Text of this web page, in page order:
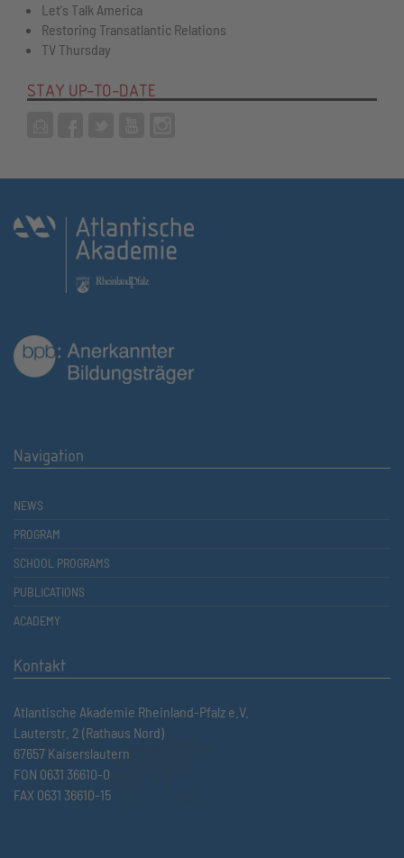
Let's Talk America
Restoring Transatlantic Relations
TV Thursday
STAY UP-TO-DATE
Navigation
NEWS
PROGRAM
SCHOOL PROGRAMS
PUBLICATIONS
ACADEMY
Kontakt
Atlantische Akademie Rheinland-Pfalz e.V.
Lauterstr. 2 (Rathaus Nord)
67657 Kaiserslautern
FON 0631 36610-0
FAX 0631 36610-15